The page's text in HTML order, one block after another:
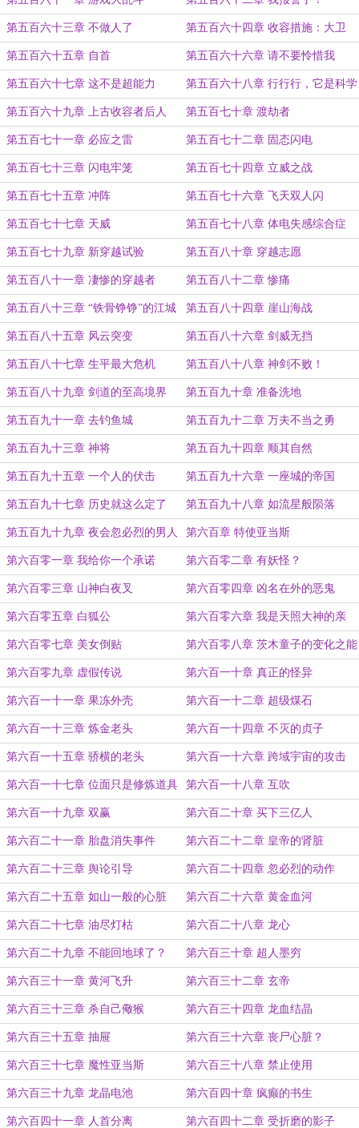
第五百六十三章 不做人了 第五百六十四章 收容措施：大卫
第五百六十五章 自首 第五百六十六章 请不要怜惜我
第五百六十七章 这不是超能力 第五百六十八章 行行行，它是科学
第五百六十九章 上古收容者后人 第五百七十章 渡劫者
第五百七十一章 必应之雷 第五百七十二章 固态闪电
第五百七十三章 闪电牢笼 第五百七十四章 立威之战
第五百七十五章 冲阵 第五百七十六章 飞天双人闪
第五百七十七章 天威 第五百七十八章 体电失感综合症
第五百七十九章 新穿越试验 第五百八十章 穿越志愿
第五百八十一章 凄惨的穿越者 第五百八十二章 惨痛
第五百八十三章 “铁骨铮铮”的江城 第五百八十四章 崖山海战
第五百八十五章 风云突变 第五百八十六章 剑威无挡
第五百八十七章 生平最大危机 第五百八十八章 神剑不败！
第五百八十九章 剑道的至高境界 第五百九十章 准备洗地
第五百九十一章 去钓鱼城 第五百九十二章 万夫不当之勇
第五百九十三章 神将 第五百九十四章 顺其自然
第五百九十五章 一个人的伏击 第五百九十六章 一座城的帝国
第五百九十七章 历史就这么定了 第五百九十八章 如流星般陨落
第五百九十九章 夜会忽必烈的男人 第六百章 特使亚当斯
第六百零一章 我给你一个承诺 第六百零二章 有妖怪？
第六百零三章 山神白夜叉 第六百零四章 凶名在外的恶鬼
第六百零五章 白狐公 第六百零六章 我是天照大神的亲
戚？
第六百零七章 美女倒贴 第六百零八章 茨木童子的变化之能
第六百零九章 虚假传说 第六百一十章 真正的怪异
第六百一十一章 果冻外壳 第六百一十二章 超级煤石
第六百一十三章 炼金老头 第六百一十四章 不灭的贞子
第六百一十五章 骄横的老头 第六百一十六章 跨域宇宙的攻击
第六百一十七章 位面只是修炼道具 第六百一十八章 互吹
第六百一十九章 双赢 第六百二十章 买下三亿人
第六百二十一章 胎盘消失事件 第六百二十二章 皇帝的肾脏
第六百二十三章 舆论引导 第六百二十四章 忽必烈的动作
第六百二十五章 如山一般的心脏 第六百二十六章 黄金血河
第六百二十七章 油尽灯枯 第六百二十八章 龙心
第六百二十九章 不能回地球了？ 第六百三十章 超人墨穷
第六百三十一章 黄河飞升 第六百三十二章 玄帝
第六百三十三章 杀自己儆猴 第六百三十四章 龙血结晶
第六百三十五章 抽屉 第六百三十六章 丧尸心脏？
第六百三十七章 魔性亚当斯 第六百三十八章 禁止使用
第六百三十九章 龙晶电池 第六百四十章 疯癫的书生
第六百四十一章 人首分离 第六百四十二章 受折磨的影子